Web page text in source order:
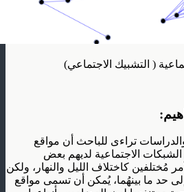
( التشبيك الاجتماعي)
تراءى للباحث أن مواقع
الشبكات الاجتماعية لديهم بعض
مُختلفين كاختلاف الليل والنهار، ولكن
حد ما بينهُما، يُمكن أن تسمى مواقع